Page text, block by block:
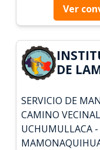
Ver
DE
SERVICIO DE
CAMINO
UCHUMULLACA -